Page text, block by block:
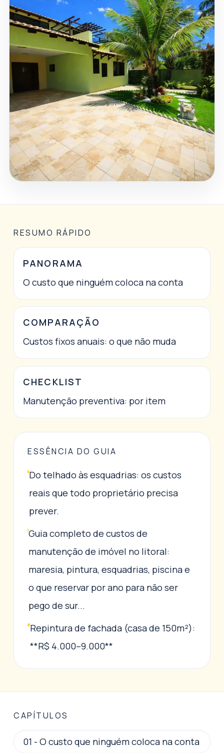
RESUMO RÁPIDO
PANORAMA
O custo que ninguém coloca na conta
COMPARAÇÃO
Custos fixos anuais: o que não muda
CHECKLIST
Manutenção preventiva: por item
ESSÊNCIA DO GUIA
Do telhado às esquadrias: os custos
reais que todo proprietário precisa
prever.
Guia completo de custos de
manutenção de imóvel no litoral:
maresia, pintura, esquadrias, piscina e
o que reservar por ano para não ser
pego de sur...
Repintura de fachada (casa de 150m²):
**R$ 4.000–9.000**
CAPÍTULOS
01 - O custo que ninguém coloca na conta